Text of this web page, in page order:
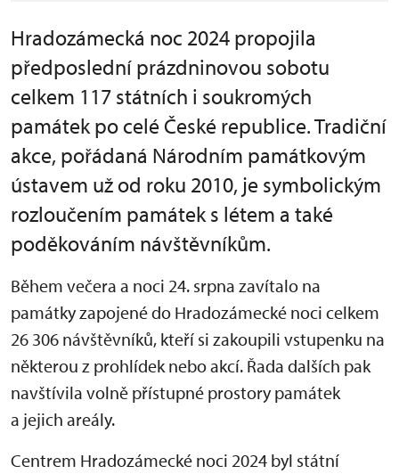
Hradozámecká noc 2024 propojila
předposlední prázdninovou sobotu
celkem 117 státních i soukromých
památek po celé České republice. Tradiční
akce, pořádaná Národním památkovým
ústavem už od roku 2010, je symbolickým
rozloučením památek s létem a také
poděkováním návštěvníkům.
Během večera a noci 24. srpna zavítalo na
památky zapojené do Hradozámecké noci celkem
26 306 návštěvníků, kteří si zakoupili vstupenku na
některou z prohlídek nebo akcí. Řada dalších pak
navštívila volně přístupné prostory památek
a jejich areály.
Centrem Hradozámecké noci 2024 byl státní